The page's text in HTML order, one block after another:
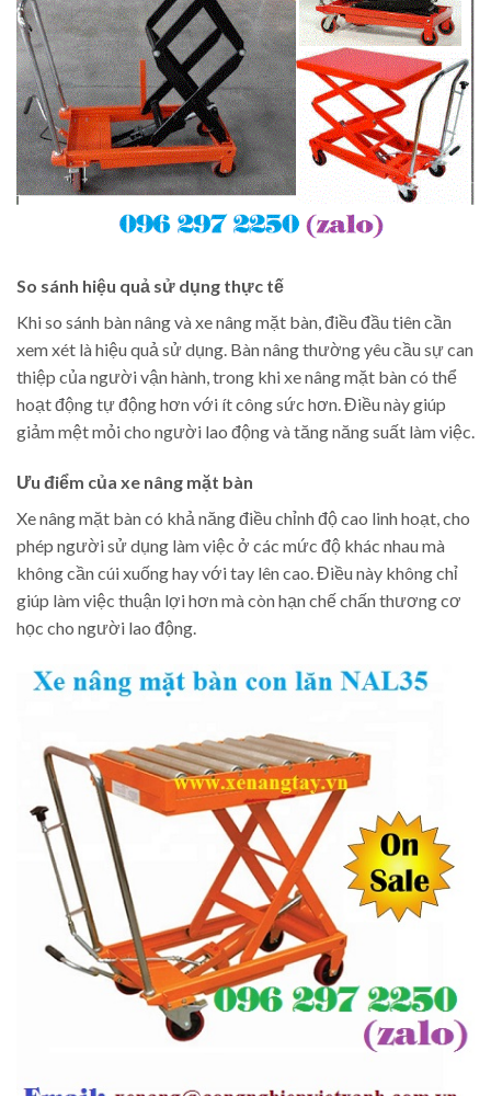
So sánh hiệu quả sử dụng thực tế
Khi so sánh bàn nâng và xe nâng mặt bàn, điều đầu tiên cần
xem xét là hiệu quả sử dụng. Bàn nâng thường yêu cầu sự can
thiệp của người vận hành, trong khi xe nâng mặt bàn có thể
hoạt động tự động hơn với ít công sức hơn. Điều này giúp
giảm mệt mỏi cho người lao động và tăng năng suất làm việc.
Ưu điểm của xe nâng mặt bàn
Xe nâng mặt bàn có khả năng điều chỉnh độ cao linh hoạt, cho
phép người sử dụng làm việc ở các mức độ khác nhau mà
không cần cúi xuống hay với tay lên cao. Điều này không chỉ
giúp làm việc thuận lợi hơn mà còn hạn chế chấn thương cơ
học cho người lao động.